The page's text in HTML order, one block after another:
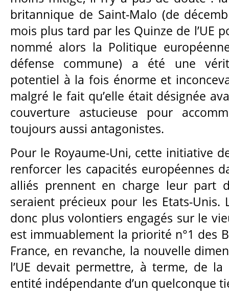
britannique de Saint-Malo (de
mois plus tard par les Quinze de l’UE
nommé alors la Politique
défense commune) a été une
potentiel à la fois énorme et
malgré le fait qu’elle était désignée
couverture astucieuse pour
toujours aussi antagonistes.
Pour le Royaume-Uni, cette initiative
renforcer les capacités européennes
alliés prennent en charge leur part
seraient précieux pour les Etats-Unis.
donc plus volontiers engagés sur le
est immuablement la priorité n°1 des
France, en revanche, la nouvelle
l’UE devait permettre, à terme, de
entité indépendante d’un quelconque